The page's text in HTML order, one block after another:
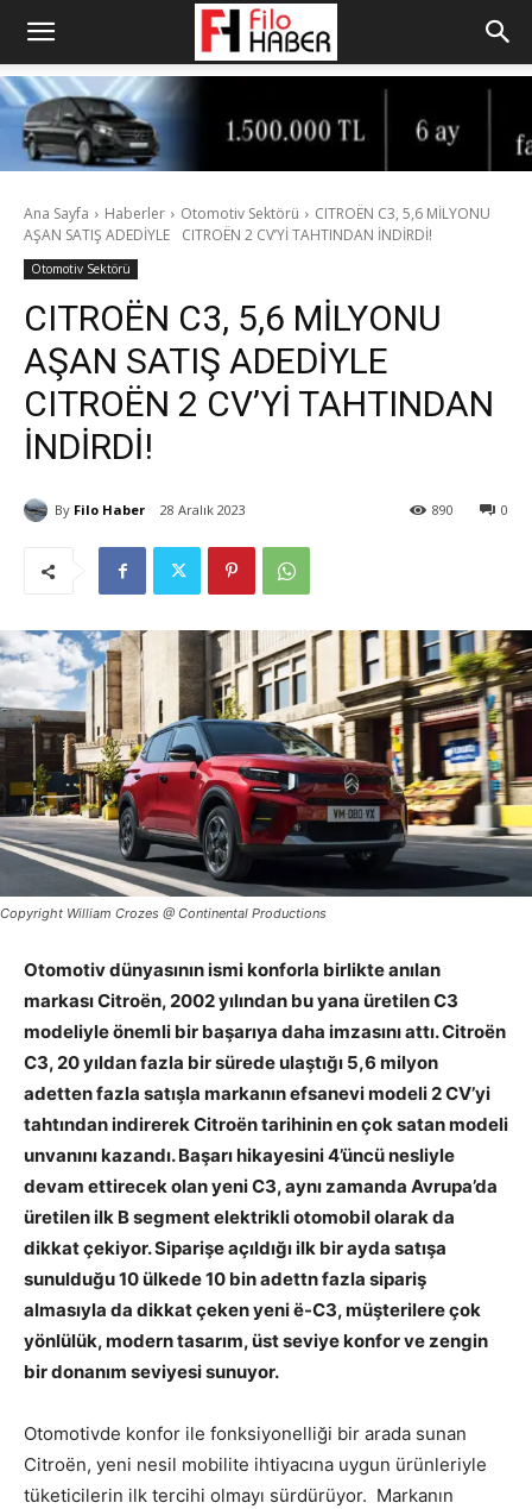
Ana Sayfa Haberler Otomotiv Sektörü
CITROËN C3, 5,6 MİLYONU
AŞAN SATIŞ ADEDİYLE CITROËN 2 CV’Yİ TAHTINDAN İNDİRDİ!
Otomotiv Sektörü
CITROËN C3, 5,6 MİLYONU
AŞAN SATIŞ ADEDİYLE
CITROËN 2 CV’Yİ TAHTINDAN
İNDİRDİ!
By Filo Haber 28 Aralık 2023 0
890
Copyright William Crozes @ Continental Productions
Otomotiv dünyasının ismi konforla birlikte anılan
markası Citroën, 2002 yılından bu yana üretilen C3
modeliyle önemli bir başarıya daha imzasını attı. Citroën
C3, 20 yıldan fazla bir sürede ulaştığı 5,6 milyon
adetten fazla satışla markanın efsanevi modeli 2 CV’yi
tahtından indirerek Citroën tarihinin en çok satan modeli
unvanını kazandı. Başarı hikayesini 4’üncü nesliyle
devam ettirecek olan yeni C3, aynı zamanda Avrupa’da
üretilen ilk B segment elektrikli otomobil olarak da
dikkat çekiyor. Siparişe açıldığı ilk bir ayda satışa
sunulduğu 10 ülkede 10 bin adettn fazla sipariş
almasıyla da dikkat çeken yeni ë-C3, müşterilere çok
yönlülük, modern tasarım, üst seviye konfor ve zengin
bir donanım seviyesi sunuyor.
Otomotivde konfor ile fonksiyonelliği bir arada sunan
Citroën, yeni nesil mobilite ihtiyacına uygun ürünleriyle
tüketicilerin ilk tercihi olmayı sürdürüyor. Markanın